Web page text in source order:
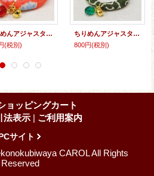
ちりめんアジャスター★チェコビーズ
(税別)
ちりめんアジャスター★チェコビーズ
800円(税別)
ョッピングカート
法表示 | ご利用案内
サイト
CAROL All Rights
Reserved